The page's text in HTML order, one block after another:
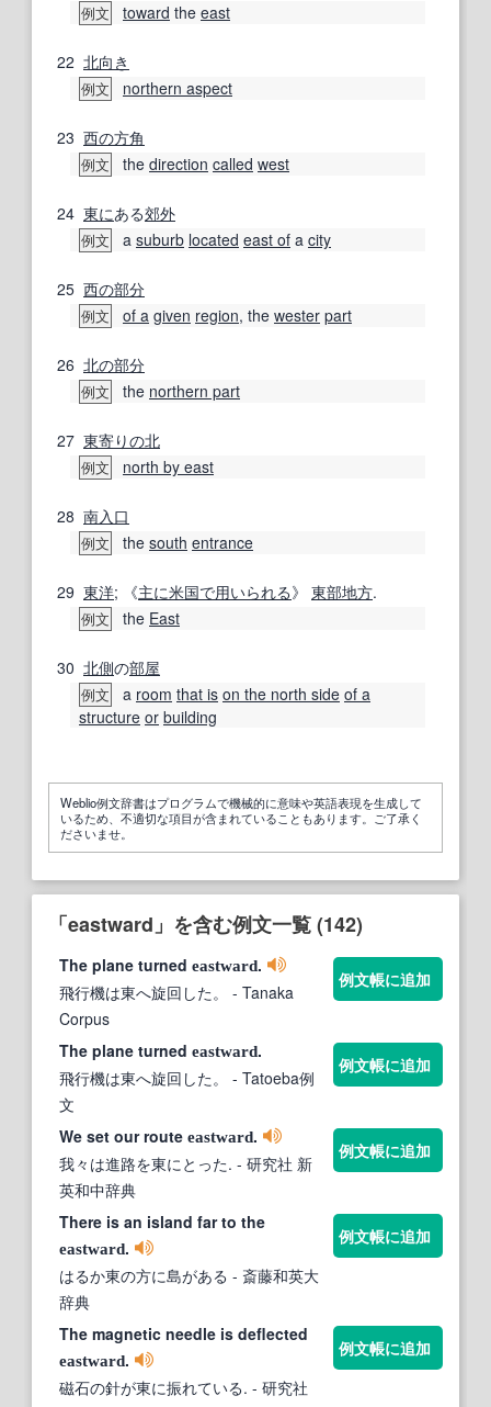
例文 toward the east
22 北向き
例文 northern aspect
23 西の方角
例文 the direction called west
24 東にある郊外
例文 a suburb located east of a city
25 西の部分
例文 of a given region, the wester part
26 北の部分
例文 the northern part
27 東寄りの北
例文 north by east
28 南入口
例文 the south entrance
29 東洋; 《主に米国で用いられる》 東部地方.
例文 the East
30 北側の部屋
例文 a room that is on the north side of a
structure or building
Weblio例文辞書はプログラムで機械的に意味や英語表現を生成して
いるため、不適切な項目が含まれていることもあります。ご了承く
ださいませ。
「eastward」を含む例文一覧 (142)
The plane turned eastward.
飛行機は東へ旋回した。
- Tanaka
Corpus
例文帳に追加
The plane turned eastward.
飛行機は東へ旋回した。
- Tatoeba例
文
例文帳に追加
We set our route eastward.
我々は進路を東にとった. - 研究社 新
英和中辞典
例文帳に追加
There is an island far to the
eastward.
はるか東の方に島がある - 斎藤和英大
辞典
例文帳に追加
The magnetic needle is deflected
eastward.
磁石の針が東に振れている. - 研究社
例文帳に追加